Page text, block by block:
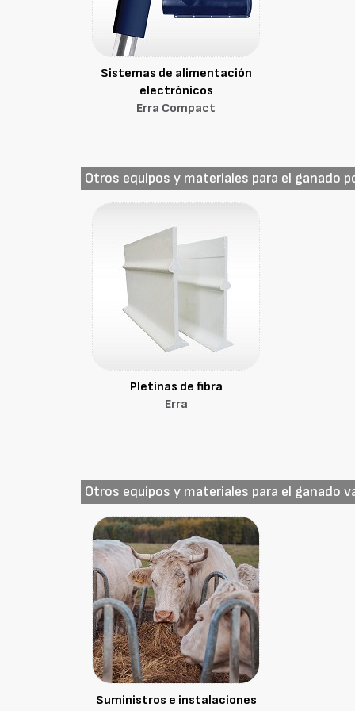
Sistemas de alimentación
electrónicos
Erra Compact
Otros equipos y materiales para el ganado
Pletinas de fibra
Erra
Otros equipos y materiales para el ganado
Suministros e instalaciones